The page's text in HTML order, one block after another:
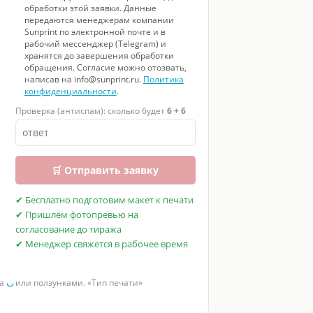
обработки этой заявки. Данные
передаются менеджерам компании
Sunprint по электронной почте и в
рабочий мессенджер (Telegram) и
хранятся до завершения обработки
обращения. Согласие можно отозвать,
написав на info@sunprint.ru. Политика
конфиденциальности.
Проверка (антиспам): сколько будет6 + 6
🛒 Отправить заявку
✔ Бесплатно подготовим макет к печати
✔ Пришлём фотопревью на
согласование до тиража
✔ Менеджер свяжется в рабочее время
◡или ползунками. «Тип печати»